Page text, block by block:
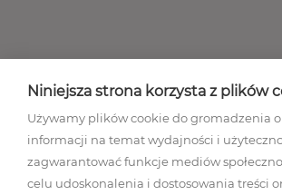
Niniejsza strona korzysta z plików
Używamy plików cookie do gromadzenia
informacji na temat wydajności i
zagwarantować funkcje mediów
celu udoskonalenia i dostosowania treści